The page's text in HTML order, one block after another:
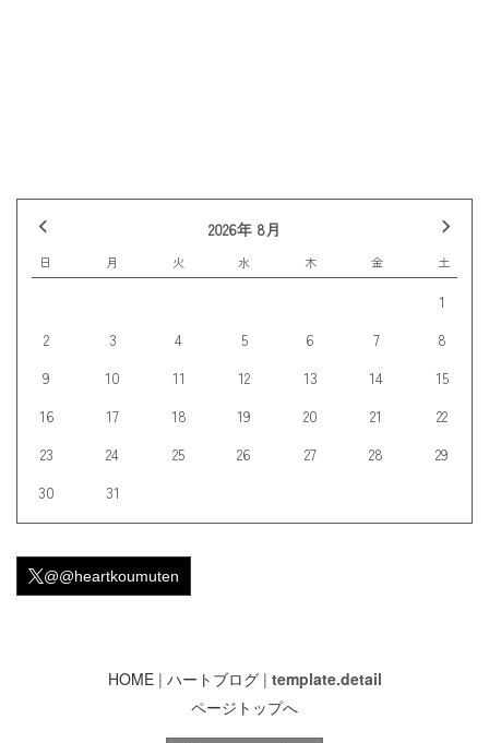
2026年 8月
日 月 火 水 木 金 土
1
2
3 4 5 6 7
8
9
10 11 12 13 14
15
16
17 18 19 20 21
22
23
24 25 26 27 28
29
30
31
@@heartkoumuten
HOME| ハートブログ| template.detail
ページトップへ